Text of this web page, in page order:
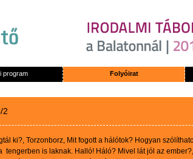
program Folyóirat
2
ki?, Torzonborz, Mit fogotta hálótok? Hogyan
tengerben is laknak. Halló! Háló? Mivel lát jól az ember?,